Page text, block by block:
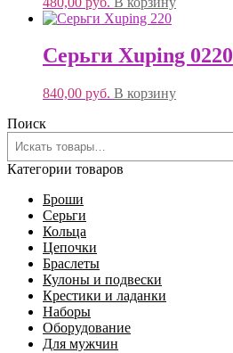
Серьги Xuping 0220
840,00 руб. В корзину
Поиск
Категории товаров
Броши
Серьги
Кольца
Цепочки
Браслеты
Кулоны и подвески
Крестики и ладанки
Наборы
Оборудование
Для мужчин